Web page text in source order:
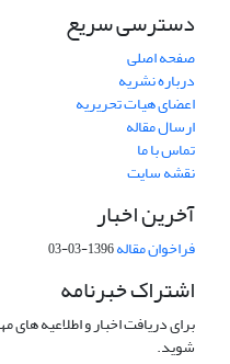
دسترسی سریع
صفحه اصلی
درباره نشریه
اعضای هیات تحریریه
ارسال مقاله
تماس با ما
نقشه سایت
آخرین اخبار
فراخوان مقاله1396-03-03
اشتراک خبرنامه
برای دریافت اخبار و اطلاعیه
شوید.